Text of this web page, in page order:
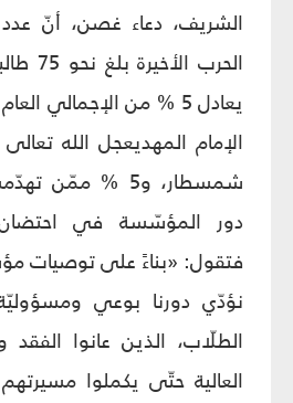
الشريف، دعاء غصن، أنّ عدد
الحرب
يعادل 5 % من الإجمالي
الإمام المهديعجل الله
شمسطار، و5 %
دور المؤسّسة في احتضان
فتقول: «بناءً على توصيات
نؤدّي دورنا بوعي
الطلّاب، الذين عانوا الفقد
العالية حتّى يكملوا